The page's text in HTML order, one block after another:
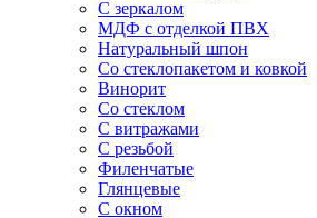
С зеркалом
МДФ с отделкой ПВХ
Натуральный шпон
Со стеклопакетом и ковкой
Винорит
Со стеклом
С витражами
С резьбой
Филенчатые
Глянцевые
С окном